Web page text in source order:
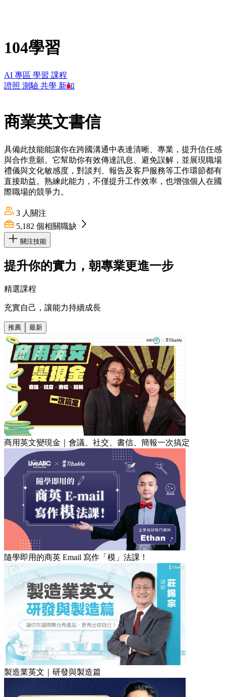
104學習
AI 專區 學習 課程
證照 測驗 共學 新知
商業英文書信
具備此技能能讓你在跨國溝通中表達清晰、專業，提升信任感
與合作意願。它幫助你有效傳達訊息、避免誤解，並展現職場
禮儀與文化敏感度，對談判、報告及客戶服務等工作環節都有
直接助益。熟練此能力，不僅提升工作效率，也增強個人在國
際職場的競爭力。
3 人關注
5,182 個相關職缺
關注技能
提升你的實力，朝專業更進一步
精選課程
充實自己，讓能力持續成長
推薦 最新
商用英文變現金｜會議、社交、書信、簡報一次搞定
隨學即用的商英 Email 寫作「模」法課！
製造業英文｜研發與製造篇